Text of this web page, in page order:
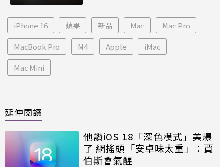
iPhone 16 蘋果 新品 Mac Mac Pro
MacBook Pro M4 Apple iMac
Mac Mini
延伸閱讀
他讚iOS 18「深色模式」美爆
了 網搖頭「安卓味太重」：賈
伯斯會氣醒